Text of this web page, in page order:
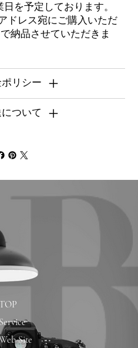
を予定しております。
ドレス宛にご購入いただ
納品させていただきま
リシー
ついて
Service
Site